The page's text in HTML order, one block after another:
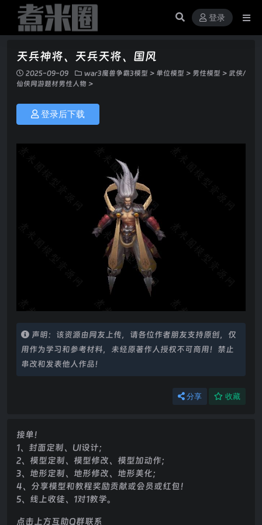
登录
天兵神将、天兵天将、国风
2025-09-09 war3魔兽争霸3模型 > 单位模型 > 男性模型 > 武侠/
仙侠网游题材男性人物 >
登录后下载
声明：该资源由网友上传，请各位作者朋友支持原创，仅
用作为学习和参考材料，未经原著作人授权不可商用！禁止
串改和发表他人作品！
分享 收藏
接单！
1、封面定制、UI设计；
2、模型定制、模型修改、模型加动作；
3、地形定制、地形修改、地形美化；
4、分享模型和教程奖励贡献或会员或红包！
5、线上收徒、1对1教学。
点击上方互助Q群联系